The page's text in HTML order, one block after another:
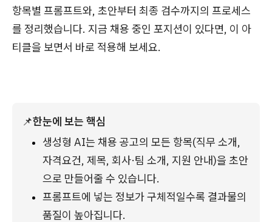
항목별 프롬프트와, 초안부터 최종 검수까지의 프로세스
를 정리했습니다. 지금 채용 중인 포지션이 있다면, 이 아
티클을 보면서 바로 적용해 보세요.
📌한눈에 보는 핵심
생성형 AI는 채용 공고의 모든 항목(직무 소개,
자격요건, 제목, 회사·팀 소개, 지원 안내)을 초안
으로 만들어줄 수 있습니다.
프롬프트에 넣는 정보가 구체적일수록 결과물의
품질이 높아집니다.